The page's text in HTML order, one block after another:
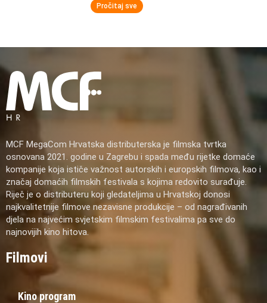
Pročitaj sve
MCF MegaCom Hrvatska distributerska je filmska tvrtka
osnovana 2021. godine u Zagrebu i spada među rijetke domaće
kompanije koja ističe važnost autorskih i europskih filmova, kao i
značaj domaćih filmskih festivala s kojima redovito surađuje.
Riječ je o distributeru koji gledateljima u Hrvatskoj donosi
najkvalitetnije filmove nezavisne produkcije – od nagrađivanih
djela na najvećim svjetskim filmskim festivalima pa sve do
najnovijih kino hitova.
Filmovi
Kino program